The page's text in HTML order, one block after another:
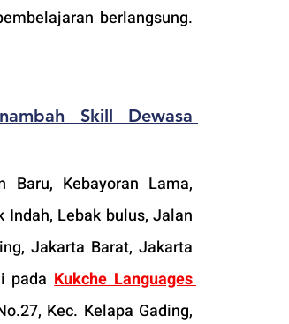
berlangsung.
Skill Dewasa
Baru, Kebayoran Lama,
Indah, Lebak bulus, Jalan
Jakarta Barat, Jakarta
pada Kukche Languages
Kec. Kelapa Gading,